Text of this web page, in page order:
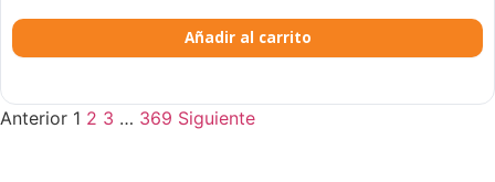
Añadir al carrito
Anterior 1 2 3 … 369 Siguiente